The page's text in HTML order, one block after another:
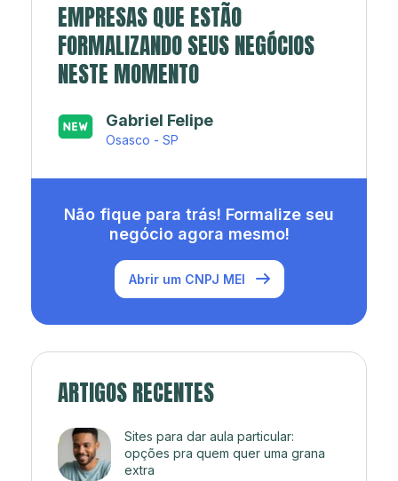
EMPRESAS QUE ESTÃO
FORMALIZANDO SEUS NEGÓCIOS
NESTE MOMENTO
Japa’s açaí e sorveteria
Rio de Janeiro - RJ
Não fique para trás! Formalize seu
negócio agora mesmo!
Abrir um CNPJ MEI
ARTIGOS RECENTES
Sites para dar aula particular:
opções pra quem quer uma grana
extra